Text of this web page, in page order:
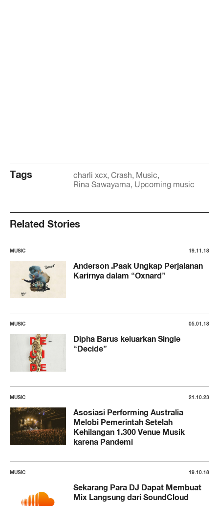
Tags charli xcx Crash Music
Rina Sawayama Upcoming music
Related Stories
MUSIC 19.11.18
Anderson .Paak Ungkap Perjalanan
Karirnya dalam “Oxnard”
MUSIC 05.01.18
Dipha Barus keluarkan Single
“Decide”
MUSIC 21.10.23
Asosiasi Performing Australia
Melobi Pemerintah Setelah
Kehilangan 1.300 Venue Musik
karena Pandemi
MUSIC 19.10.18
Sekarang Para DJ Dapat Membuat
Mix Langsung dari SoundCloud